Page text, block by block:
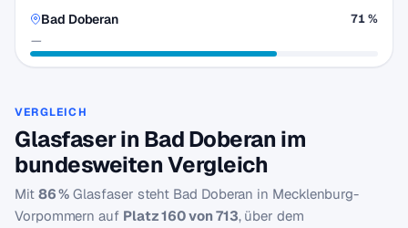
Bad Doberan
—
71 %
VERGLEICH
Glasfaser in Bad Doberan im
bundesweiten Vergleich
Mit 86 % Glasfaser steht Bad Doberan in Mecklenburg-
Vorpommern auf Platz 160 von 713, über dem